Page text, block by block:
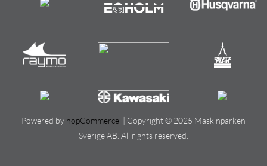
Powered by nopCommerce | Copyright © 2025 Maskinparken
Sverige AB. All rights reserved.